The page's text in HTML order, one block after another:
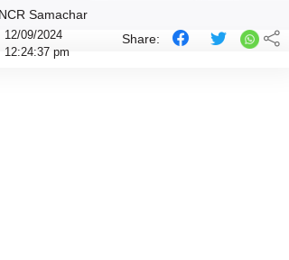
Samachar
12/09/2024
12:24:37 pm
Share: